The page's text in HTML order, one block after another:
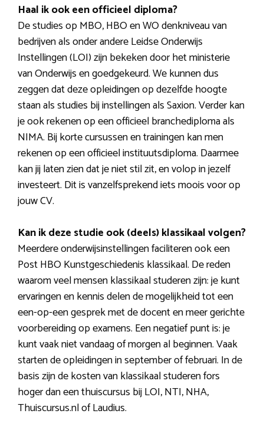
Haal ik ook een officieel diploma?
De studies op MBO, HBO en WO denkniveau van
bedrijven als onder andere Leidse Onderwijs
Instellingen (LOI) zijn bekeken door het ministerie
van Onderwijs en goedgekeurd. We kunnen dus
zeggen dat deze opleidingen op dezelfde hoogte
staan als studies bij instellingen als Saxion. Verder kan
je ook rekenen op een officieel branchediploma als
NIMA. Bij korte cursussen en trainingen kan men
rekenen op een officieel instituutsdiploma. Daarmee
kan jij laten zien dat je niet stil zit, en volop in jezelf
investeert. Dit is vanzelfsprekend iets moois voor op
jouw CV.
Kan ik deze studie ook (deels) klassikaal volgen?
Meerdere onderwijsinstellingen faciliteren ook een
Post HBO Kunstgeschiedenis klassikaal. De reden
waarom veel mensen klassikaal studeren zijn: je kunt
ervaringen en kennis delen de mogelijkheid tot een
een-op-een gesprek met de docent en meer gerichte
voorbereiding op examens. Een negatief punt is: je
kunt vaak niet vandaag of morgen al beginnen. Vaak
starten de opleidingen in september of februari. In de
basis zijn de kosten van klassikaal studeren fors
hoger dan een thuiscursus bij LOI, NTI, NHA,
Thuiscursus.nl of Laudius.